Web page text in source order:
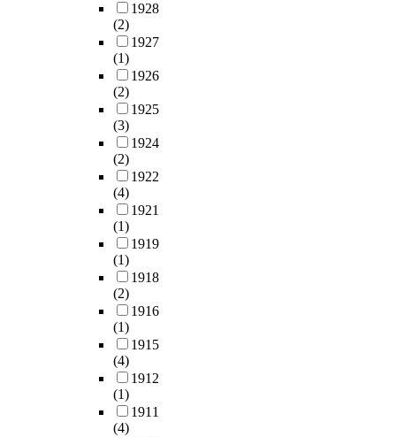
1928
(2)
1927
(1)
1926
(2)
1925
(3)
1924
(2)
1922
(4)
1921
(1)
1919
(1)
1918
(2)
1916
(1)
1915
(4)
1912
(1)
1911
(4)